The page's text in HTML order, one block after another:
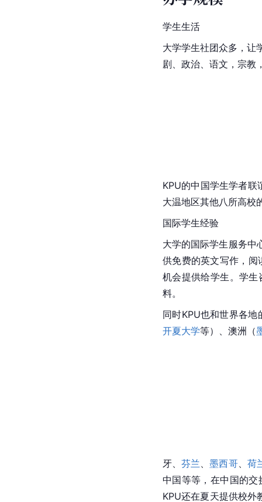
学生生活
大学学生社团众多，让
剧、政治、语文，宗教
KPU的中国学生学者联
大温地区其他八所高校
国际学生经验
大学的国际学生服务中
供免费的英文写作，
机会提供给学生。学
料。
同时KPU也和世界各
开夏大学等）、澳洲（
牙、芬兰 、墨西哥、 荷
中国等等，在中国的交
KPU还在夏天提供校